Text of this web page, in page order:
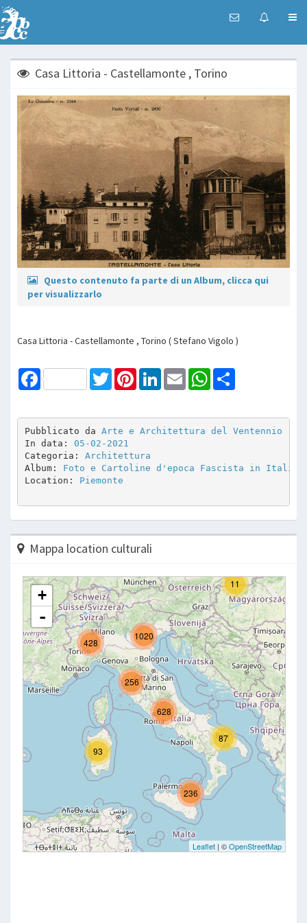
Casa Littoria - Castellamonte , Torino
Questo contenuto fa parte di un Album, clicca qui
per visualizzarlo
Casa Littoria - Castellamonte , Torino ( Stefano Vigolo )
Facebook TwitterPinterestLinkedInEmail WhatsApp
Pubblicato da Arte e Architettura del Ventennio
In data: 05-02-2021
Categoria: Architettura
Album: Foto e Cartoline d'epoca Fascista in Italia
Location: Piemonte
Mappa location culturali